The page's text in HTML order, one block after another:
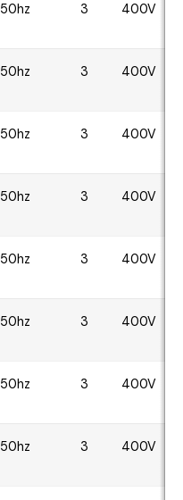
50hz 3 400V
50hz 3 400V
50hz 3 400V
50hz 3 400V
50hz 3 400V
50hz 3 400V
50hz 3 400V
50hz 3 400V